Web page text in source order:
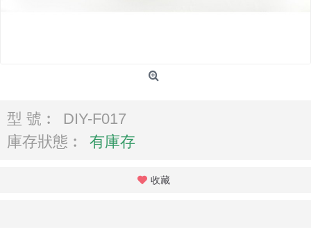
型 號︰
DIY-F017
庫存狀態︰
有庫存
收藏